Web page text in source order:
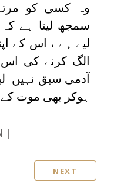
وہ کسی کو مرتے
سمجھ لیتا ہے
لیے ہے ، اس کے
الگ کرنے کی اس
آدمی سبق نہیں
ہوکر بھی موت کے
NEXT